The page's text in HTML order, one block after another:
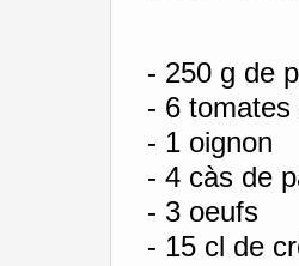
- 250 g de
- 6 tomates
- 1 oignon
- 4 càs de
- 3 oeufs
- 15 cl de